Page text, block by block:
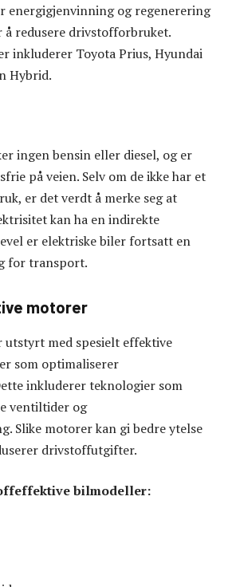
energigjenvinning og regenerering
å redusere drivstofforbruket.
inkluderer Toyota Prius, Hyundai
Hybrid.
ingen bensin eller diesel, og er
på veien. Selv om de ikke har et
er det verdt å merke seg at
kan ha en indirekte
er elektriske biler fortsatt en
for transport.
motorer
med spesielt effektive
som optimaliserer
inkluderer teknologier som
ventiltider og
Slike motorer kan gi bedre ytelse
drivstoffutgifter.
bilmodeller: